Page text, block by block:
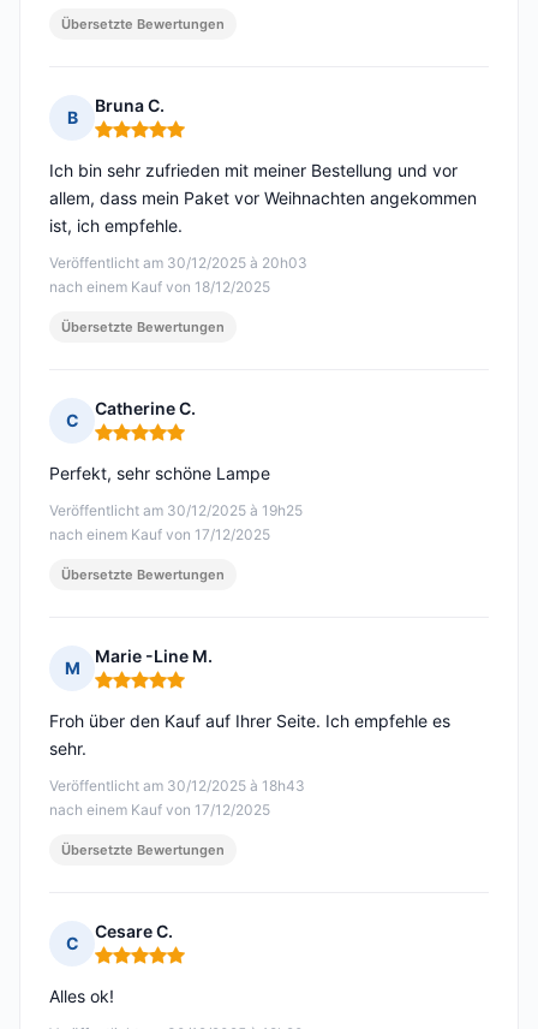
Übersetzte Bewertungen
B
Bruna C.
Hinweis: 5 von 5
Veröffentlicht am 30/12/2025 à 20h03
nach einem Kauf von 18/12/2025
Ich bin sehr zufrieden mit meiner Bestellung und vor
allem, dass mein Paket vor Weihnachten angekommen
ist, ich empfehle.
Übersetzte Bewertungen
C
Catherine C.
Hinweis: 5 von 5
Veröffentlicht am 30/12/2025 à 19h25
nach einem Kauf von 17/12/2025
Perfekt, sehr schöne Lampe
Übersetzte Bewertungen
M
Marie -Line M.
Hinweis: 5 von 5
Veröffentlicht am 30/12/2025 à 18h43
nach einem Kauf von 17/12/2025
Froh über den Kauf auf Ihrer Seite. Ich empfehle es
sehr.
Übersetzte Bewertungen
C
Cesare C.
Hinweis: 5 von 5
Alles ok!